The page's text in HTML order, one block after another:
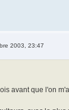
2003, 23:47
avant que l'on